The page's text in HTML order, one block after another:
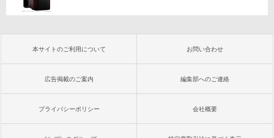
本サイトのご利用について お問い合わせ
広告掲載のご案内 編集部へのご連絡
プライバシーポリシー 会社概要